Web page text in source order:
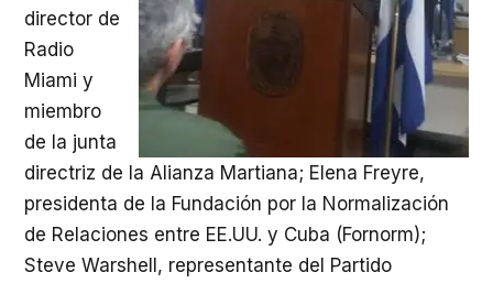
director de
Radio
Miami y
miembro
de la junta
directriz de la Alianza Martiana; Elena Freyre,
presidenta de la Fundación por la Normalización
de Relaciones entre EE.UU. y Cuba (Fornorm);
Steve Warshell, representante del Partido